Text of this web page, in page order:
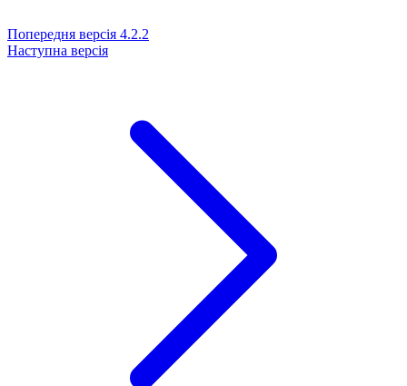
Попередня версія 4.2.2
Наступна версія